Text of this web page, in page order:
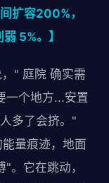
扩容200%，
5%。】
" 庭院 确实需
一个地方...安置
多了会挤。"
量痕迹，地面
。它在跳动，